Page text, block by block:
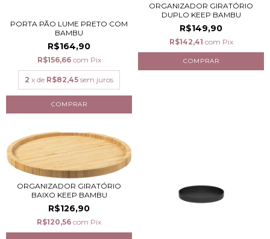
PORTA PÃO LUME PRETO COM
BAMBU
R$164,90
R$156,66 com Pix
2 x de R$82,45 sem juros
ORGANIZADOR GIRATÓRIO
DUPLO KEEP BAMBU
R$149,90
R$142,41 com Pix
ORGANIZADOR GIRATÓRIO
BAIXO KEEP BAMBU
R$126,90
R$120,56 com Pix